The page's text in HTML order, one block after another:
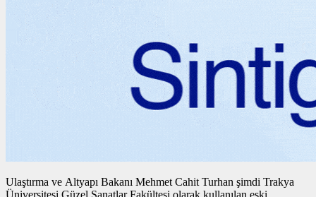
Ulaştırma ve Altyapı Bakanı Mehmet Cahit Turhan şimdi Trakya